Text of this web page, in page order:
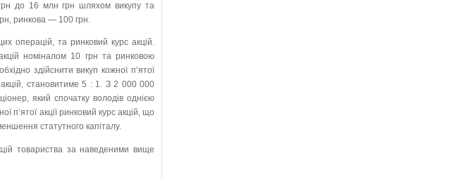
до 16 млн грн шляхом викупу та
ринкова — 100 грн.
операцій, та ринковий курс акцій.
номіналом 10 грн та ринковою
здійснити викуп кожної п’ятої
акцій, становитиме 5 : 1. З 2 000 000
який спочатку володів однією
п’ятої акції ринковий курс акцій, що
статутного капіталу.
товариства за наведеними вище